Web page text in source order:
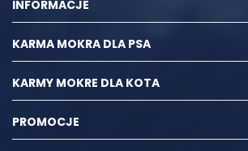
INFORMACJE
KARMA MOKRA DLA PSA
KARMY MOKRE DLA KOTA
PROMOCJE